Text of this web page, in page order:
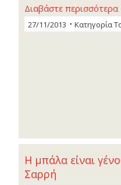
Διαβάστε περισσότερα
27/11/2013 Κατηγορία
Η µπάλα είναι
Σαρρή